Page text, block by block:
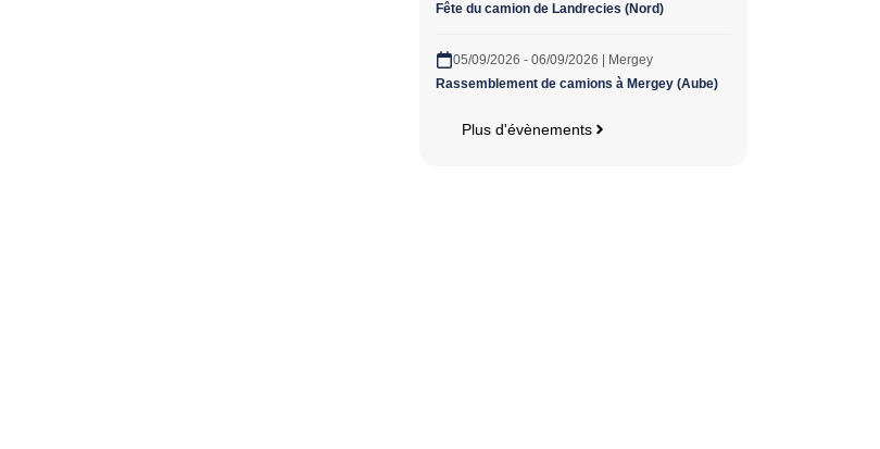
Fête du camion de Landrecies (Nord)
05/09/2026 - 06/09/2026 | Mergey
Rassemblement de camions à Mergey (Aube)
Plus d'évènements